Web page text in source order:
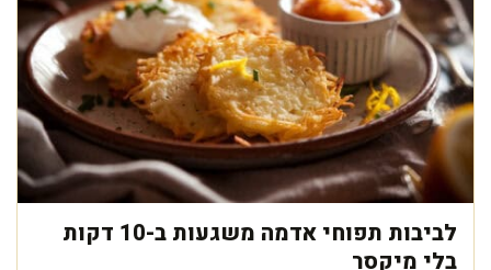
לביבות תפוחי אדמה משגעות ב-10 דקות
בלי מיקסר